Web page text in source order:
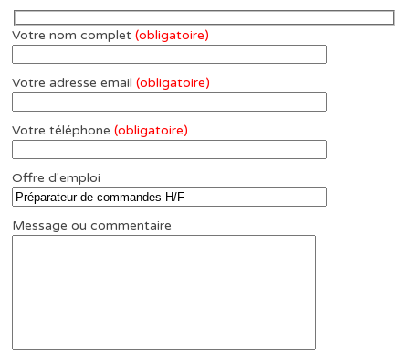
Votre nom complet(obligatoire)
Votre adresse email(obligatoire)
Votre téléphone(obligatoire)
Offre d'emploi
Message ou commentaire